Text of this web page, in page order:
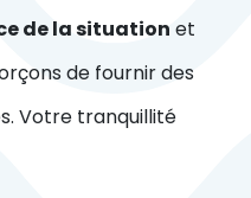
de la situation et
de fournir des
Votre tranquillité